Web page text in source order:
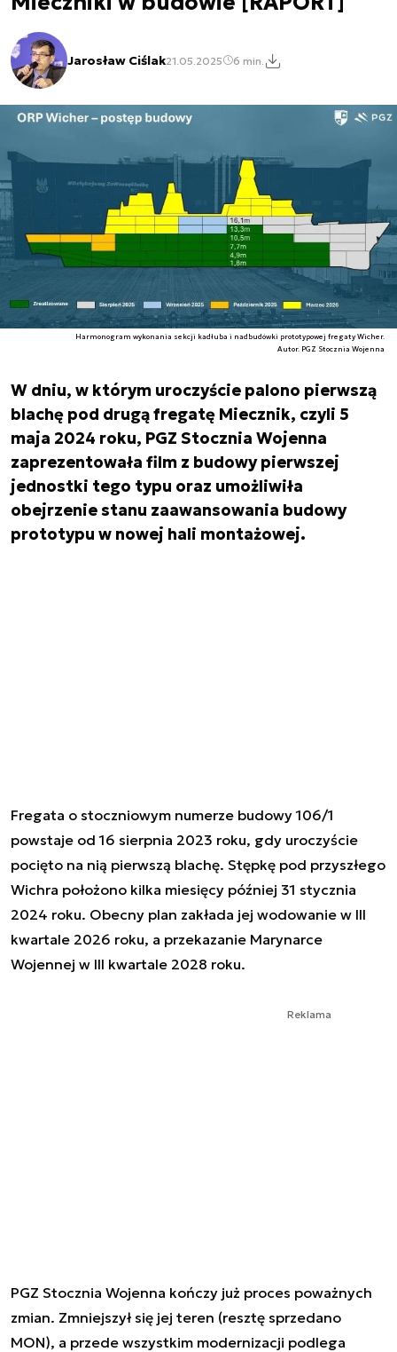
Jarosław Ciślak21.05.2025 6 min.
Harmonogram wykonania sekcji kadłuba i nadbudówki prototypowej fregaty Wicher.
Autor. PGZ Stocznia Wojenna
W dniu, w którym uroczyście palono pierwszą
blachę pod drugą fregatę Miecznik, czyli 5
maja 2024 roku, PGZ Stocznia Wojenna
zaprezentowała film z budowy pierwszej
jednostki tego typu oraz umożliwiła
obejrzenie stanu zaawansowania budowy
prototypu w nowej hali montażowej.
Fregata o stoczniowym numerze budowy 106/1
powstaje od 16 sierpnia 2023 roku, gdy uroczyście
pocięto na nią pierwszą blachę. Stępkę pod przyszłego
Wichra położono kilka miesięcy później 31 stycznia
2024 roku. Obecny plan zakłada jej wodowanie w III
kwartale 2026 roku, a przekazanie Marynarce
Wojennej w III kwartale 2028 roku.
Reklama
PGZ Stocznia Wojenna kończy już proces poważnych
zmian. Zmniejszył się jej teren (resztę sprzedano
MON), a przede wszystkim modernizacji podlega